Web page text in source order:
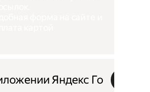
Яндекс Го